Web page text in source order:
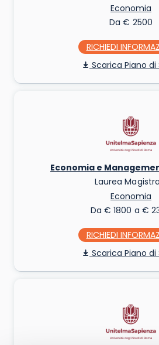
Economia
Da € 2500
RICHIEDI INFO
Piano di
Economia e
Laurea
Economia
Da € 1800 a €
RICHIEDI INFO
Piano di